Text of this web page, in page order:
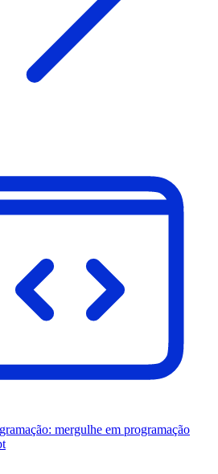
mergulhe em programação